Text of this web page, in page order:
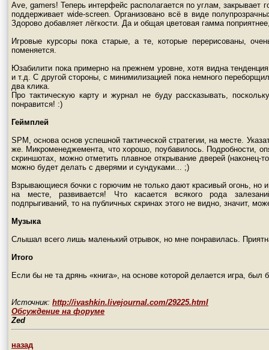
Ave, gamers! Теперь интерфейс располагается по углам, закрывает
поддерживает wide-screen. Организовано всё в виде
Здорово добавляет лёгкости. Да и общая цветовая гамма
Игровые курсоры пока старые, а те, которые перерисованы,
поменяется.
Юзабилити пока примерно на прежнем уровне, хотя видна
и т.д. С другой стороны, с минимилизацией пока немного
два клика.
Про тактическую карту и журнал не буду рассказывать,
понравится! :)
Геймплей
SPM, основа основ успешной тактической стратегии, на месте.
же. Микроменеджемента, что хорошо, поубавилось. Подробности,
скриншотах, можно отметить плавное открывание дверей
можно будет делать с дверями и сундуками... ;)
Взрывающиеся бочки с горючим не только дают красивый огонь, но и
на месте, развивается! Что касается всякого рода
подпрыгиваний, то на публичных скринах этого не видно, значит,
Музыка
Слышал всего лишь маленький отрывок, но мне понравилась.
Итого
Если бы не та дрянь «книга», на основе которой делается игра, был
Источник: http://ivashkin.livejournal.com/29225.html
Обсуждение на форуме
Zed
назад